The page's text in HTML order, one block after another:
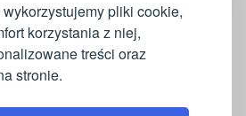
pliki cookie,
korzystania z niej,
treści oraz
stronie.